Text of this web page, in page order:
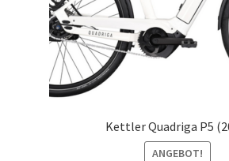
Kettler Quadriga P5
ANGEBOT!